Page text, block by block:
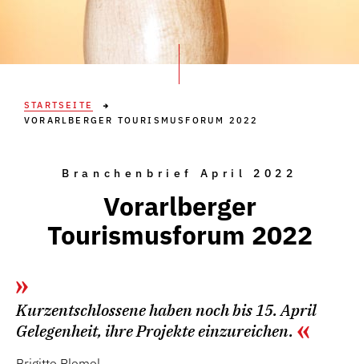
STARTSEITE
VORARLBERGER TOURISMUSFORUM 2022
Branchenbrief April 2022
Vorarlberger
Tourismusforum 2022
Kurzentschlossene haben noch bis 15. April
Gelegenheit, ihre Projekte einzureichen.